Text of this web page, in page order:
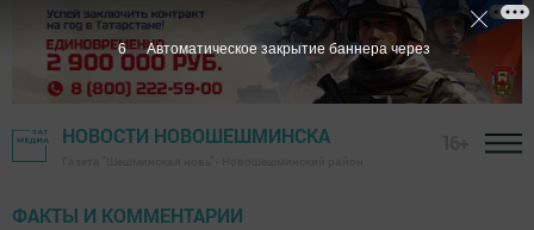
НОВОСТИ НОВОШЕШМИНСКА
ФАКТЫ И КОММЕНТАРИИ
5 Автоматическое закрытие баннера через